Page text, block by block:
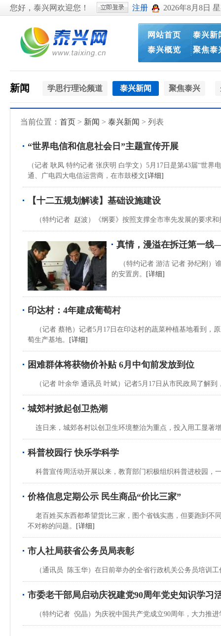
您好，泰兴网欢迎您！ 注册 2026年8月8日
网站首页
泰兴概览
泰兴新
聚焦泰
新闻 学思行理论频道 泰兴新闻 聚焦泰兴
当前位置： 首页 > 新闻 > 泰兴新闻 > 列表
“世界电信和信息社会日”主题宣传开展
（记者 耿凤 特约记者 张庆明 白学文）5月17日是第43届“世
通、广电四大电信运营商，在市鼓楼文 [详细]
【十二五规划解读】基础设施建设
（特约记者 赵波）《纲要》按照支撑全市率先发展的要求和
真情，漫溢在拆迁第一
（特约记者 游洁 记者 孙纪刚）
的安置房。
[详细]
印达村：4年建成葡萄村
（记者 蔡艳）记者5月17日在印达村的蔬菜种植基地看到，
萄生产基地。
[详细]
困难群体将获物价补贴 6月中旬前发放到位
（记者 叶余华 通讯员 叶斌）记者5月17日从市民政局了解
城郊村掀起创卫热潮
连日来，城郊各村以创卫生环境整治为重点，投入用工显著
科普校园行 快乐学科学
科普宣传周活动开展以来，教育部门积极组织科普进校园，
价格信息定期公示 民生商品“价比三家”
老百姓买东西都希望货比三家，图个省钱实惠，但要跑到不
不对称的问题。
[详细]
市人社局获省公务员局表彰
（通讯员 陈玉华）在日前举办的全省行政机关公务员培训工
市委老干部局启动庆祝建党90周年党史知识学习
（特约记者 倪晶）为庆祝中国共产党成立90周年，大力推进